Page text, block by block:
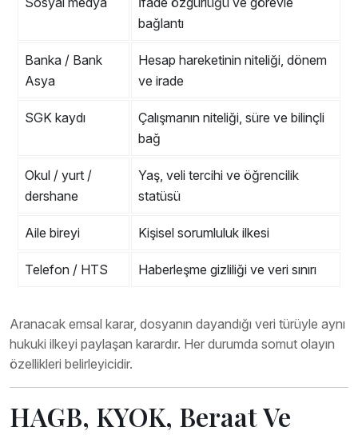
bağlantı
Banka / Bank
Asya
Hesap hareketinin niteliği, dönem
ve irade
SGK kaydı
Çalışmanın niteliği, süre ve bilinçli
bağ
Okul / yurt /
dershane
Yaş, veli tercihi ve öğrencilik
statüsü
Aile bireyi Kişisel sorumluluk ilkesi
Telefon / HTS Haberleşme gizliliği ve veri sınırı
Aranacak emsal karar, dosyanın dayandığı veri türüyle aynı
hukuki ilkeyi paylaşan karardır. Her durumda somut olayın
özellikleri belirleyicidir.
HAGB, KYOK, Beraat Ve